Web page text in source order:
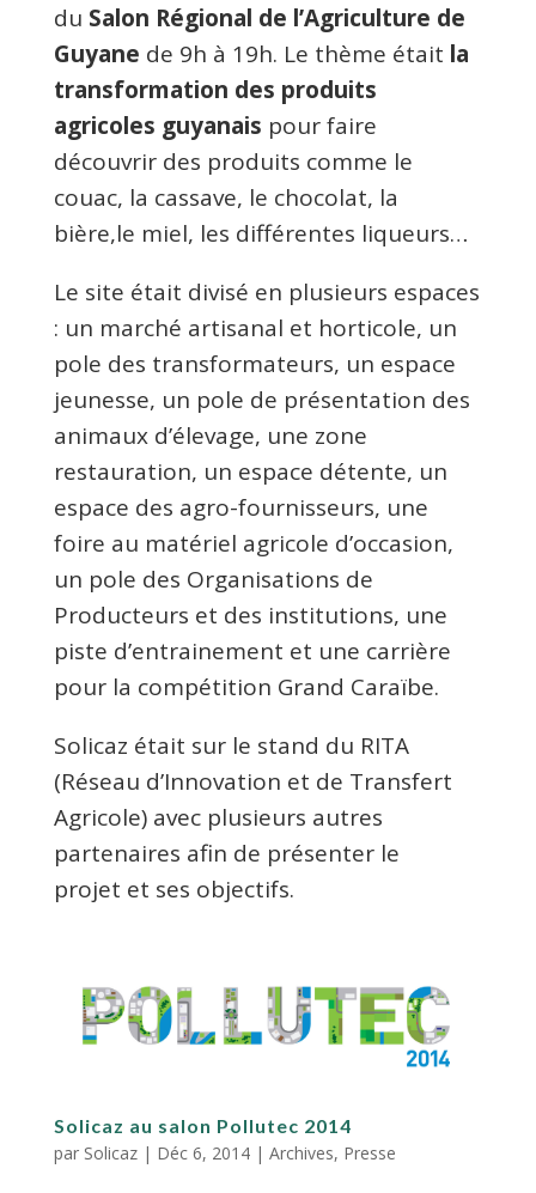
du Salon Régional de l’Agriculture de
Guyane de 9h à 19h. Le thème était la
transformation des produits
agricoles guyanais pour faire
découvrir des produits comme le
couac, la cassave, le chocolat, la
bière,le miel, les différentes liqueurs…
Le site était divisé en plusieurs espaces
: un marché artisanal et horticole, un
pole des transformateurs, un espace
jeunesse, un pole de présentation des
animaux d’élevage, une zone
restauration, un espace détente, un
espace des agro-fournisseurs, une
foire au matériel agricole d’occasion,
un pole des Organisations de
Producteurs et des institutions, une
piste d’entrainement et une carrière
pour la compétition Grand Caraïbe.
Solicaz était sur le stand du RITA
(Réseau d’Innovation et de Transfert
Agricole) avec plusieurs autres
partenaires afin de présenter le
projet et ses objectifs.
Solicaz au salon Pollutec 2014
par Solicaz| Déc 6, 2014| Archives, Presse